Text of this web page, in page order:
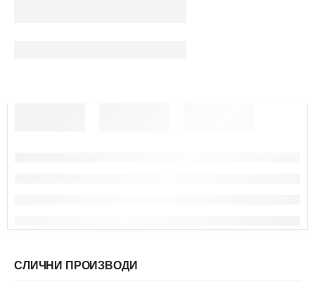
СЛИЧНИ ПРОИЗВОДИ